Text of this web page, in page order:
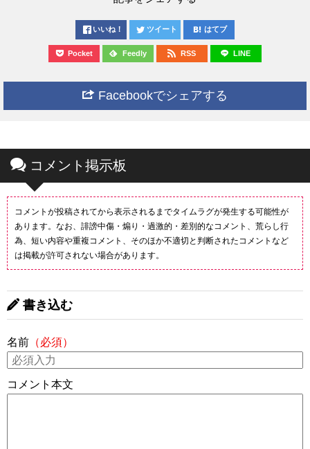
いいね！ ツイート はてブ
Pocket Feedly RSS LINE
Facebookでシェアする
コメント掲示板
コメントが投稿されてから表示されるまでタイムラグが発生する可能性が
あります。なお、誹謗中傷・煽り・過激的・差別的なコメント、荒らし行
為、短い内容や重複コメント、そのほか不適切と判断されたコメントなど
は掲載が許可されない場合があります。
書き込む
名前 （必須）
コメント本文